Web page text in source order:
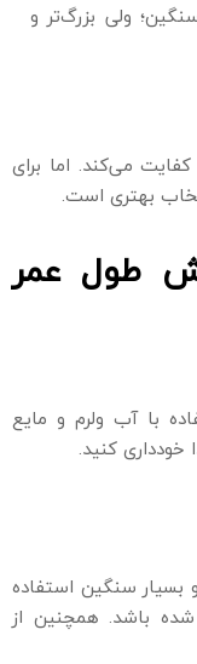
ولی بزرگ‌تر و
می‌کند. اما برای
بهتری است.
طول عمر
با آب ولرم و مایع
خودداری کنید.
بسیار سنگین استفاده
شده باشد. همچنین از